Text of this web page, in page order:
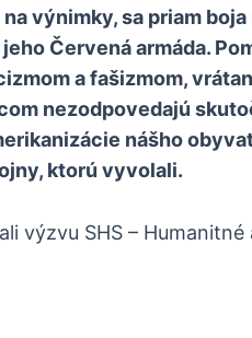
výnimky, sa priam
Červená armáda.
a fašizmom,
nezodpovedajú
nášho
ktorú vyvolali.
výzvu SHS –